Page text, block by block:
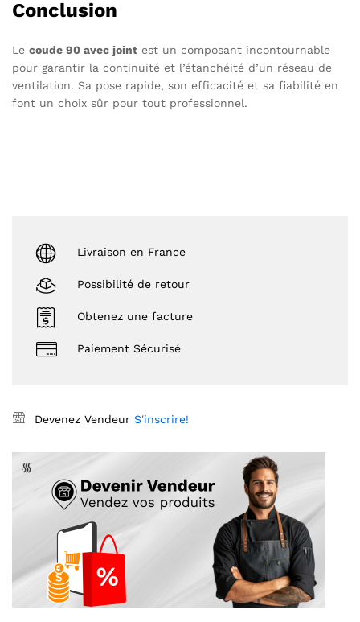
Conclusion
Le coude 90 avec joint est un composant incontournable
pour garantir la continuité et l’étanchéité d’un réseau de
ventilation. Sa pose rapide, son efficacité et sa fiabilité en
font un choix sûr pour tout professionnel.
Livraison en France
Possibilité de retour
Obtenez une facture
Paiement Sécurisé
Devenez Vendeur S'inscrire!